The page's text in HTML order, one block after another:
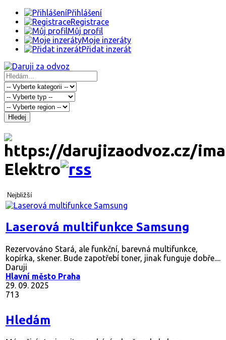
Přihlášení
Registrace
Můj profil
Moje inzeráty
Přidat inzerát
Hledej
Elektro
Nejbližší
Laserová multifunkce Samsung
Rezervováno Stará, ale funkční, barevná multifunkce,
kopírka, skener. Bude zapotřebí toner, jinak funguje dobře....
Daruji
Hlavní město Praha
29. 09. 2025
713
Hledám